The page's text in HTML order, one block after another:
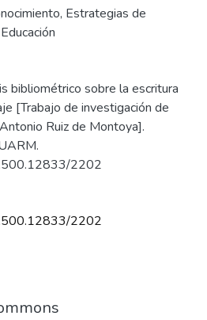
, Estrategias de
Educación
bibliométrico sobre la escritura
[Trabajo de investigación de
Ruiz de Montoya].
2202
2202